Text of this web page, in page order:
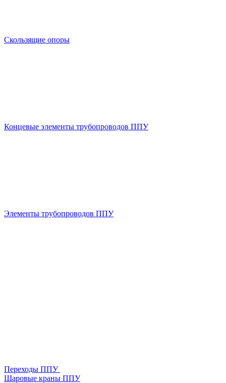
Скользящие опоры
Концевые элементы трубопроводов ППУ
Элементы трубопроводов ППУ
Переходы ППУ
Шаровые краны ППУ